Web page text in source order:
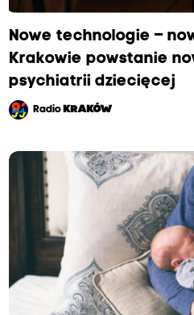
Nowe technologie –
Krakowie powstanie
psychiatrii dziecięcej
Radio KRAKÓW